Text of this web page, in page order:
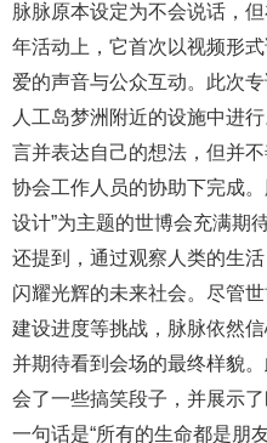
脉脉原本设定为不会说话，
年活动上，它首次以视频形
爱的声音与公众互动。此次
人工岛梦洲附近的设施中进
言并表达自己的想法，但并
协会工作人员的协助下完成
设计”为主题的世博会充满期
还提到，通过观察人类的生
闪耀光辉的未来社会。尽管
建设进度等挑战，脉脉依然信
并期待看到会场的最终样貌
会了一些搞笑段子，并展示
一句话是“所有的生命都是朋